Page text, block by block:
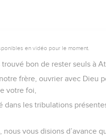
en vidéo pour le moment.
bon de rester seuls à
frère, ouvrier avec Dieu
votre foi,
les tribulations
vous disions d’avance